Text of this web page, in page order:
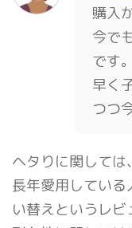
購入
今で
です。
早く
つつ
ヘタりに関しては
長年愛用してい
い替えというレビ